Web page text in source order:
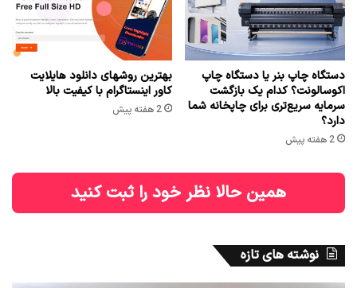
دستگاه چاپ بنر یا دستگاه چاپ
اکوسالونت؟ کدام یک بازگشت
سرمایه سریع‌تری برای چاپخانه شما
دارد؟
2 هفته پیش
بهترین روشهای دانلود هایلایت
کاور اینستاگرام با کیفیت بالا
2 هفته پیش
همین حالا نظر خود را ثبت کنید
نوشته های تازه